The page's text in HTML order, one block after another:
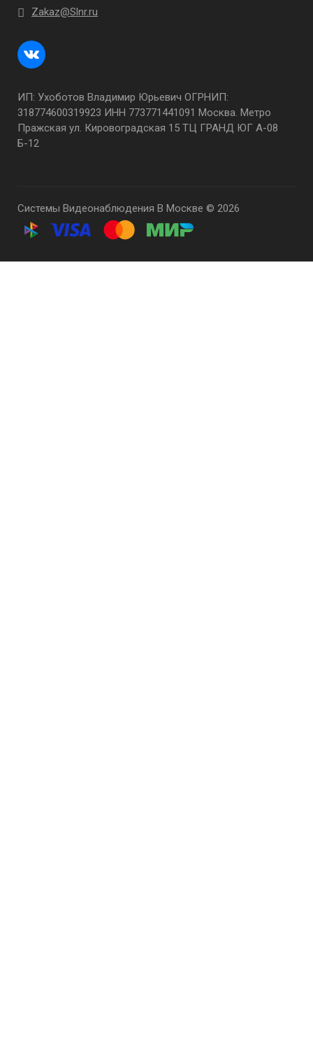
Zakaz@Slnr.ru
ИП: Ухоботов Владимир Юрьевич ОГРНИП:
318774600319923 ИНН 773771441091 Москва. Метро
Пражская ул. Кировоградская 15 ТЦ ГРАНД ЮГ А-08
Б-12
Системы Видеонаблюдения В Москве © 2026